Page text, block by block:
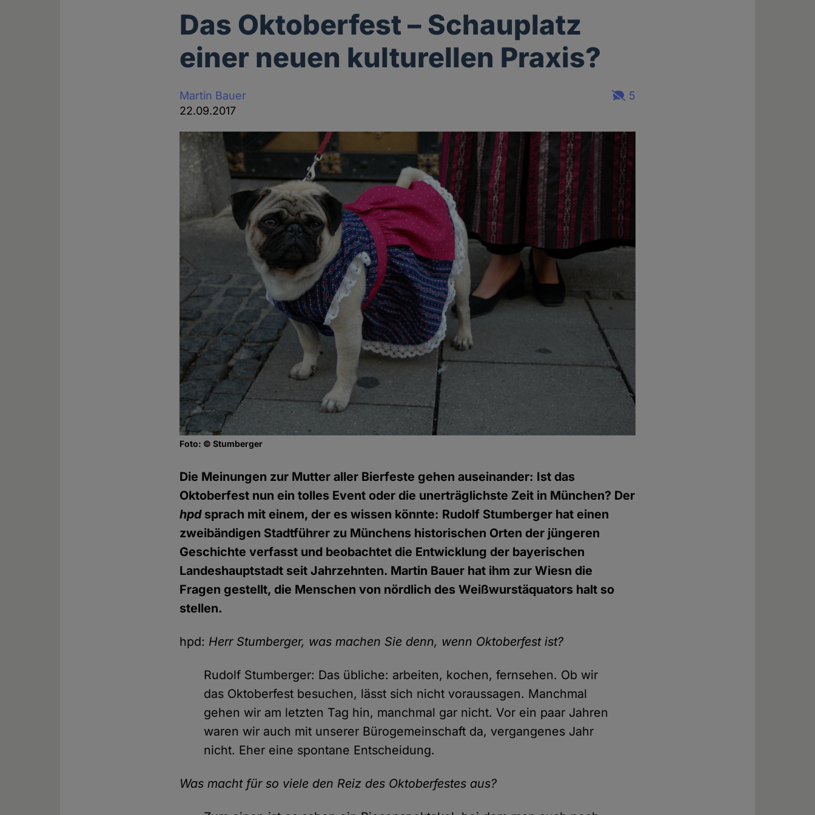
Das Oktoberfest – Schauplatz
einer neuen kulturellen Praxis?
Martin Bauer
22.09.2017
5
Foto: © Stumberger
Die Meinungen zur Mutter aller Bierfeste gehen auseinander: Ist das
Oktoberfest nun ein tolles Event oder die unerträglichste Zeit in München? Der
hpdsprach mit einem, der es wissen könnte: Rudolf Stumberger hat einen
zweibändigen Stadtführer zu Münchens historischen Orten der jüngeren
Geschichte verfasst und beobachtet die Entwicklung der bayerischen
Landeshauptstadt seit Jahrzehnten. Martin Bauer hat ihm zur Wiesn die
Fragen gestellt, die Menschen von nördlich des Weißwurstäquators halt so
stellen.
hpd: Herr Stumberger, was machen Sie denn, wenn Oktoberfest ist?
Rudolf Stumberger: Das übliche: arbeiten, kochen, fernsehen. Ob wir
das Oktoberfest besuchen, lässt sich nicht voraussagen. Manchmal
gehen wir am letzten Tag hin, manchmal gar nicht. Vor ein paar Jahren
waren wir auch mit unserer Bürogemeinschaft da, vergangenes Jahr
nicht. Eher eine spontane Entscheidung.
Was macht für so viele den Reiz des Oktoberfestes aus?